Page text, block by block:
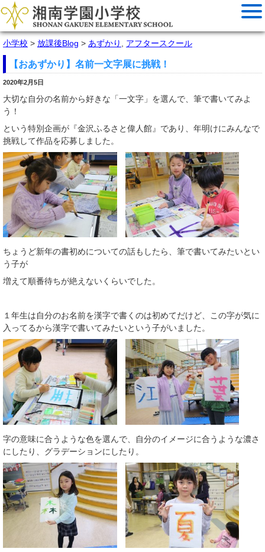
小学校 > 放課後Blog > あずかり アフタースクール
【おあずかり】名前一文字展に挑戦！
2020年2月5日
大切な自分の名前から好きな「一文字」を選んで、筆で書いてみよ
う！
という特別企画が『金沢ふるさと偉人館』であり、年明けにみんなで
挑戦して作品を応募しました。
ちょうど新年の書初めについての話もしたら、筆で書いてみたいとい
う子が
増えて順番待ちが絶えないくらいでした。
１年生は自分のお名前を漢字で書くのは初めてだけど、この字が気に
入ってるから漢字で書いてみたいという子がいました。
字の意味に合うような色を選んで、自分のイメージに合うような濃さ
にしたり、グラデーションにしたり。